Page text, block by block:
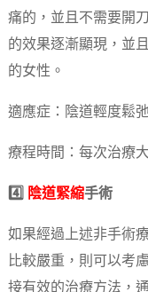
痛的，並且不需要開
的效果逐漸顯現，並
的女性。
適應症：陰道輕度鬆
療程時間：每次治療
4️⃣ 陰道緊縮手術
如果經過上述非手術
比較嚴重，則可以考
接有效的治療方法，